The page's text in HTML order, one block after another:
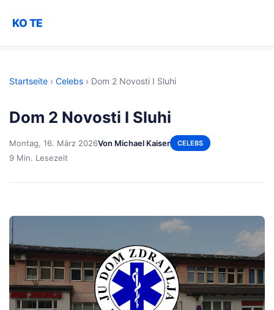
KO TE
Startseite › Celebs › Dom 2 Novosti I Sluhi
Dom 2 Novosti I Sluhi
Montag, 16. März 2026Von Michael Kaiser CELEBS
9 Min. Lesezeit